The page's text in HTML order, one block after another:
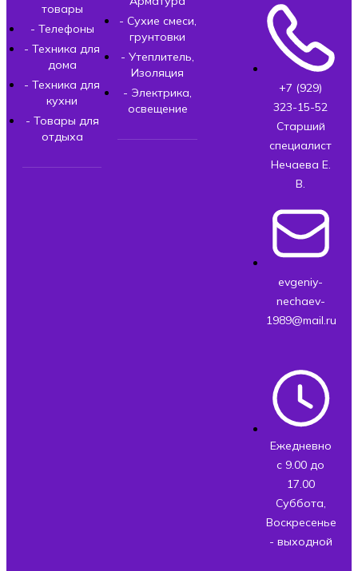
товары
- Телефоны
- Техника для
дома
- Техника для
кухни
- Товары для
отдыха
- Сухие смеси,
грунтовки
- Утеплитель,
Изоляция
- Электрика,
освещение
+7 (929)
323-15-52
Старший
специалист
Нечаева Е.
В.
evgeniy-
nechaev-
1989@mail.ru
Ежедневно
с 9.00 до
17.00
Суббота,
Воскресенье
- выходной